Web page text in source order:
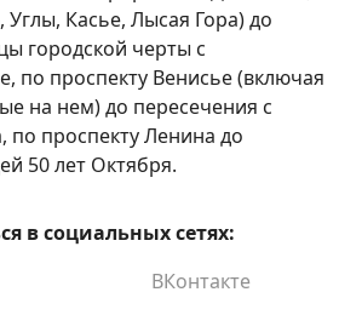
Углы, Касье, Лысая Гора) до
городской черты с
по проспекту Венисье (включая
на нем) до пересечения с
по проспекту Ленина до
50 лет Октября.
в социальных сетях:
ВКонтакте